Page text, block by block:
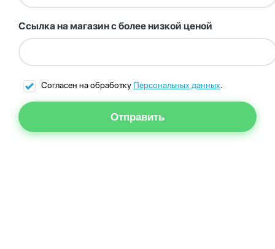
Ссылка на магазин с более низкой ценой
Согласен на обработку Персональных данных.
Отправить